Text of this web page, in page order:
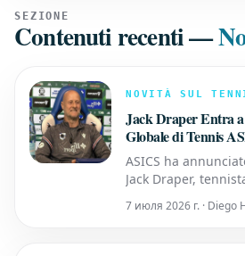
SEZIONE
Contenuti recenti—
NOVITÀ SUL
Jack Draper Entra
Globale di Tennis
ASICS ha
Jack Draper,
britannico e una
del panorama
7 июля 2026 г. · Diego